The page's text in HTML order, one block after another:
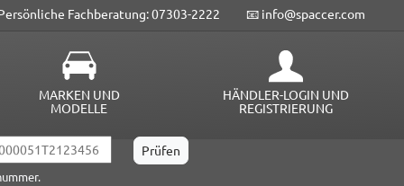
Fachberatung: 07303-2222 📧 info@spaccer.com
MARKEN UND
MODELLE
HÄNDLER-LOGIN UND
REGISTRIERUNG